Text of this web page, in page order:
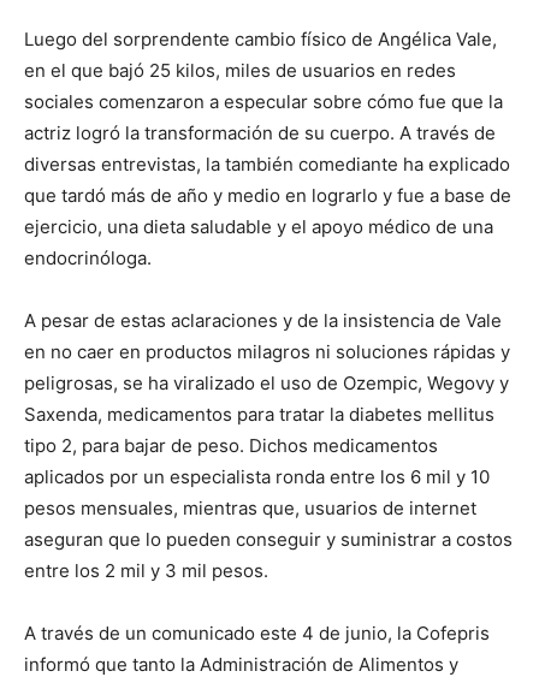
Luego del sorprendente cambio físico de Angélica Vale,
en el que bajó 25 kilos, miles de usuarios en redes
sociales comenzaron a especular sobre cómo fue que la
actriz logró la transformación de su cuerpo. A través de
diversas entrevistas, la también comediante ha explicado
que tardó más de año y medio en lograrlo y fue a base de
ejercicio, una dieta saludable y el apoyo médico de una
endocrinóloga.
A pesar de estas aclaraciones y de la insistencia de Vale
en no caer en productos milagros ni soluciones rápidas y
peligrosas, se ha viralizado el uso de Ozempic, Wegovy y
Saxenda, medicamentos para tratar la diabetes mellitus
tipo 2, para bajar de peso. Dichos medicamentos
aplicados por un especialista ronda entre los 6 mil y 10
pesos mensuales, mientras que, usuarios de internet
aseguran que lo pueden conseguir y suministrar a costos
entre los 2 mil y 3 mil pesos.
A través de un comunicado este 4 de junio, la Cofepris
informó que tanto la Administración de Alimentos y